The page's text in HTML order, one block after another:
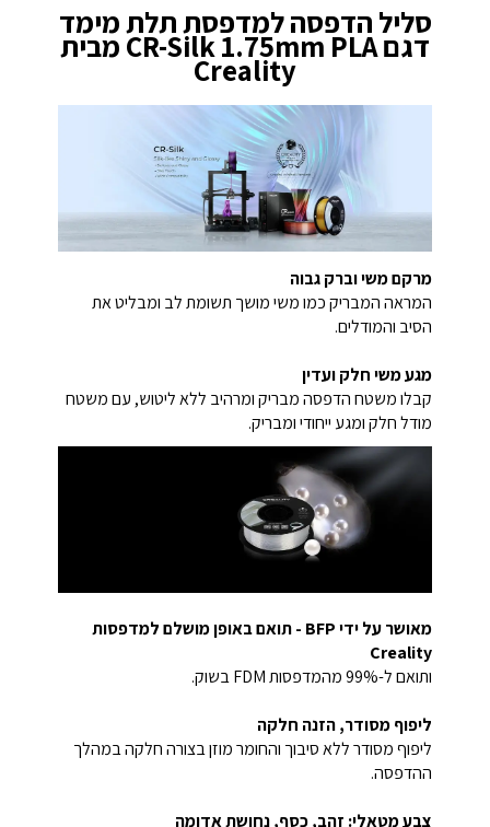
סליל הדפסה למדפסת תלת מימד
דגם CR-Silk 1.75mm PLA מבית
Creality
מרקם משי וברק גבוה
המראה המבריק כמו משי מושך תשומת לב ומבליט את
הסיב והמודלים.
מגע משי חלק ועדין
קבלו משטח הדפסה מבריק ומרהיב ללא ליטוש, עם משטח
מודל חלק ומגע ייחודי ומבריק.
מאושר על ידי BFP - תואם באופן מושלם למדפסות
Creality
ותואם ל-99% מהמדפסות FDM בשוק.
ליפוף מסודר, הזנה חלקה
ליפוף מסודר ללא סיבוך והחומר מוזן בצורה חלקה במהלך
ההדפסה.
צבע מטאלי: זהב, כסף, נחושת אדומה